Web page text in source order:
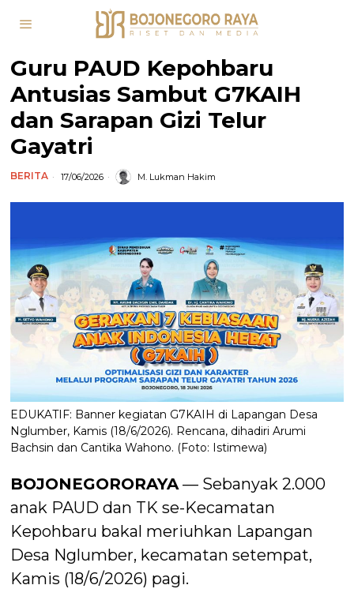
Guru PAUD Kepohbaru
Antusias Sambut G7KAIH
dan Sarapan Gizi Telur
Gayatri
BERITA 17/06/2026 M. Lukman Hakim
EDUKATIF: Banner kegiatan G7KAIH di Lapangan Desa
Nglumber, Kamis (18/6/2026). Rencana, dihadiri Arumi
Bachsin dan Cantika Wahono. (Foto: Istimewa)
BOJONEGORORAYA — Sebanyak 2.000
anak PAUD dan TK se-Kecamatan
Kepohbaru bakal meriuhkan Lapangan
Desa Nglumber, kecamatan setempat,
Kamis (18/6/2026) pagi.